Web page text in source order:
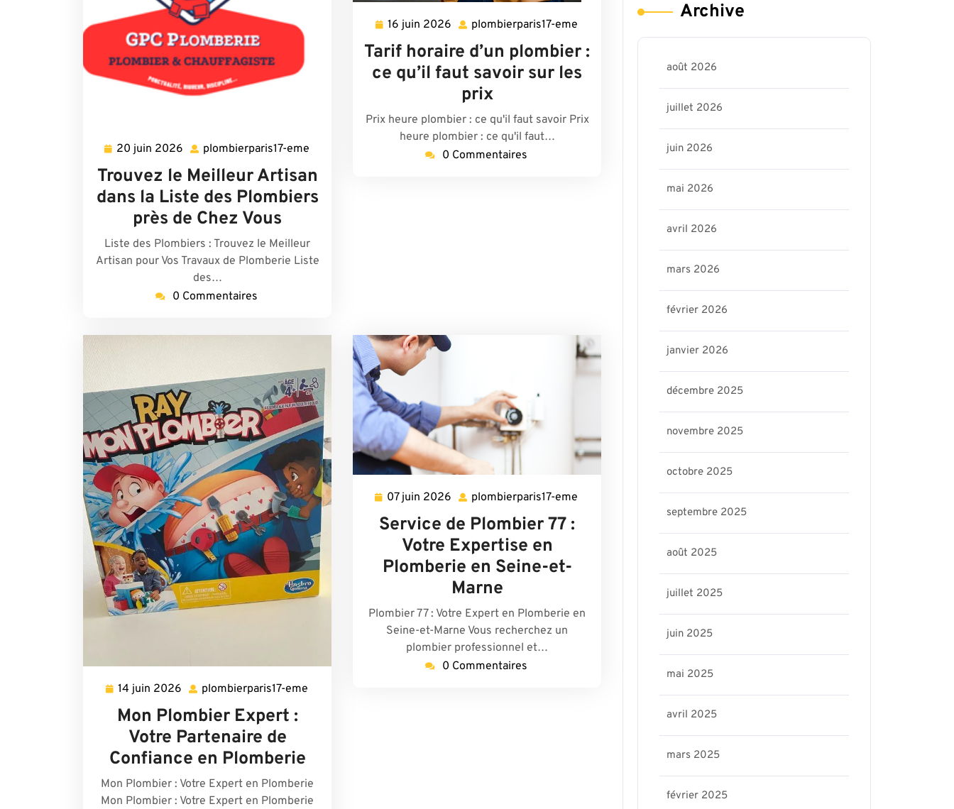
20 juin 2026 20
juin
2026
plombierparis17-eme
Trouvez le Meilleur Artisan
dans la Liste des Plombiers
près de Chez Vous
Liste des Plombiers : Trouvez le Meilleur
Artisan pour Vos Travaux de Plomberie Liste
des…
0 Commentaires
16 juin 2026 16
2026
plombierparis17-eme
Tarif horaire d’un plombier :
ce qu’il faut savoir sur les
prix
Prix heure plombier : ce qu'il faut savoir Prix
heure plombier : ce qu'il faut…
0 Commentaires
14 juin 2026 14
juin
2026
plombierparis17-eme
Mon Plombier Expert :
Votre Partenaire de
Confiance en Plomberie
Mon Plombier : Votre Expert en Plomberie
Mon Plombier : Votre Expert en Plomberie
07 juin 2026 07
juin
2026
plombierparis17-eme
Service de Plombier 77 :
Votre Expertise en
Plomberie en Seine-et-
Marne
Plombier 77 : Votre Expert en Plomberie en
Seine-et-Marne Vous recherchez un
plombier professionnel et…
0 Commentaires
Archive
août 2026
juillet 2026
juin 2026
mai 2026
avril 2026
mars 2026
février 2026
janvier 2026
décembre 2025
novembre 2025
octobre 2025
septembre 2025
août 2025
juillet 2025
juin 2025
mai 2025
avril 2025
mars 2025
février 2025